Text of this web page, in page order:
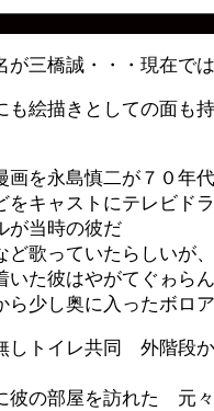
が三橋誠・・・現在で
絵描きとしての面も
画を永島慎二が７０年
をキャストにテレビド
が当時の彼だ
ど歌っていたらしい
た彼はやがてぐゎら
少し奥に入ったボロ
しトイレ共同 外階段
彼の部屋を訪れた 元